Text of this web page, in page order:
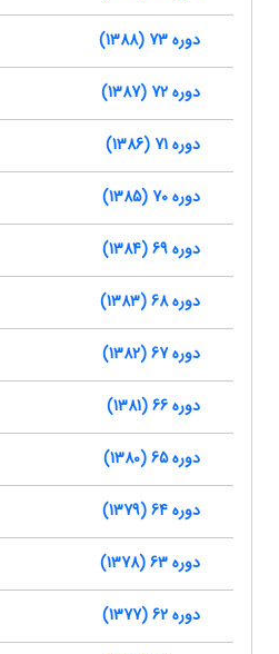
دوره 73 (1388)
دوره 72 (1387)
دوره 71 (1386)
دوره 70 (1385)
دوره 69 (1384)
دوره 68 (1383)
دوره 67 (1382)
دوره 66 (1381)
دوره 65 (1380)
دوره 64 (1379)
دوره 63 (1378)
دوره 62 (1377)